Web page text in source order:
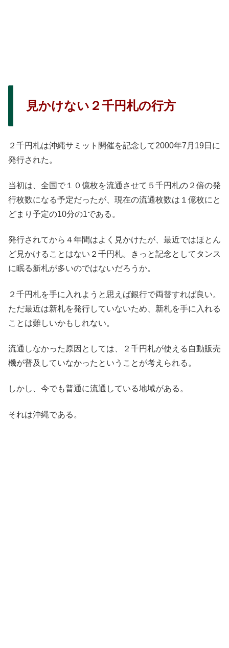
見かけない２千円札の行方
２千円札は沖縄サミット開催を記念して2000年7月19日に
発行された。
当初は、全国で１０億枚を流通させて５千円札の２倍の発
行枚数になる予定だったが、現在の流通枚数は１億枚にと
どまり予定の10分の1である。
発行されてから４年間はよく見かけたが、最近ではほとん
ど見かけることはない２千円札。きっと記念としてタンス
に眠る新札が多いのではないだろうか。
２千円札を手に入れようと思えば銀行で両替すれば良い。
ただ最近は新札を発行していないため、新札を手に入れる
ことは難しいかもしれない。
流通しなかった原因としては、２千円札が使える自動販売
機が普及していなかったということが考えられる。
しかし、今でも普通に流通している地域がある。
それは沖縄である。